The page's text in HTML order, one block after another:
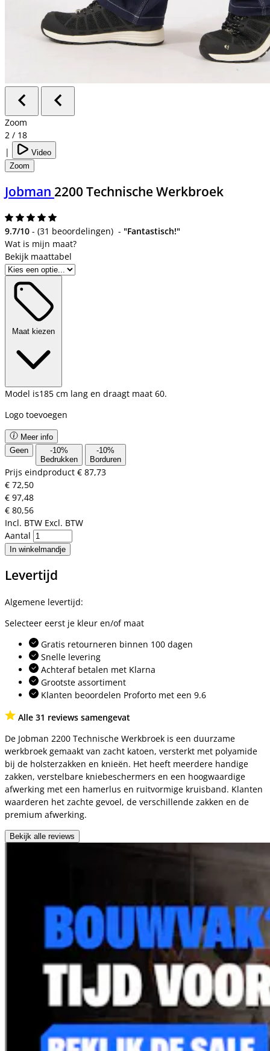
Zoom
2 / 18
|
Video
Zoom
Jobman 2200 Technische Werkbroek
9.7/10 - (31 beoordelingen) - "Fantastisch!"
Bekijk maattabel
Maat kiezen
Model is185 cm lang en draagt maat 60.
Logo toevoegen
Meer info
Geen
-10%
Bedrukken
-10%
Borduren
Prijs eindproduct € 87,73
€ 72,50
€ 97,48
€ 80,56
Incl. BTW Excl. BTW
Aantal
In winkelmandje
Levertijd
Algemene levertijd:
Selecteer eerst je kleur en/of maat
Gratis retourneren binnen 100 dagen
Snelle levering
Achteraf betalen met Klarna
Grootste assortiment
Klanten beoordelen Proforto met een 9.6
Alle 31 reviews samengevat
De Jobman 2200 Technische Werkbroek is een duurzame
werkbroek gemaakt van zacht katoen, versterkt met polyamide
bij de holsterzakken en knieën. Het heeft meerdere handige
zakken, verstelbare kniebeschermers en een hoogwaardige
afwerking met een hamerlus en ruitvormige kruisband. Klanten
waarderen het zachte gevoel, de verschillende zakken en de
premium afwerking.
Bekijk alle reviews